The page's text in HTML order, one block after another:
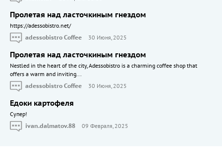
Пролетая над ласточкиным гнездом
https://adessobistro.net/
adessobistro Coffee
30 Июня, 2025
Пролетая над ласточкиным гнездом
Nestled in the heart of the city, Adessobistro is a charming coffee shop that
offers a warm and inviting...
adessobistro Coffee
30 Июня, 2025
Едоки картофеля
Cупер!
ivan.dalmatov.88
09 Февраля, 2025